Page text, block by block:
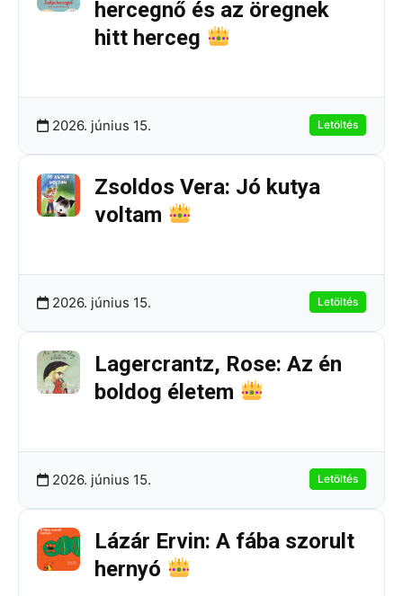
hercegnő és az öregnek
hitt herceg
2026. június 15. Letöltés
Zsoldos Vera: Jó kutya
voltam
2026. június 15. Letöltés
Lagercrantz, Rose: Az én
boldog életem
2026. június 15. Letöltés
Lázár Ervin: A fába szorult
hernyó